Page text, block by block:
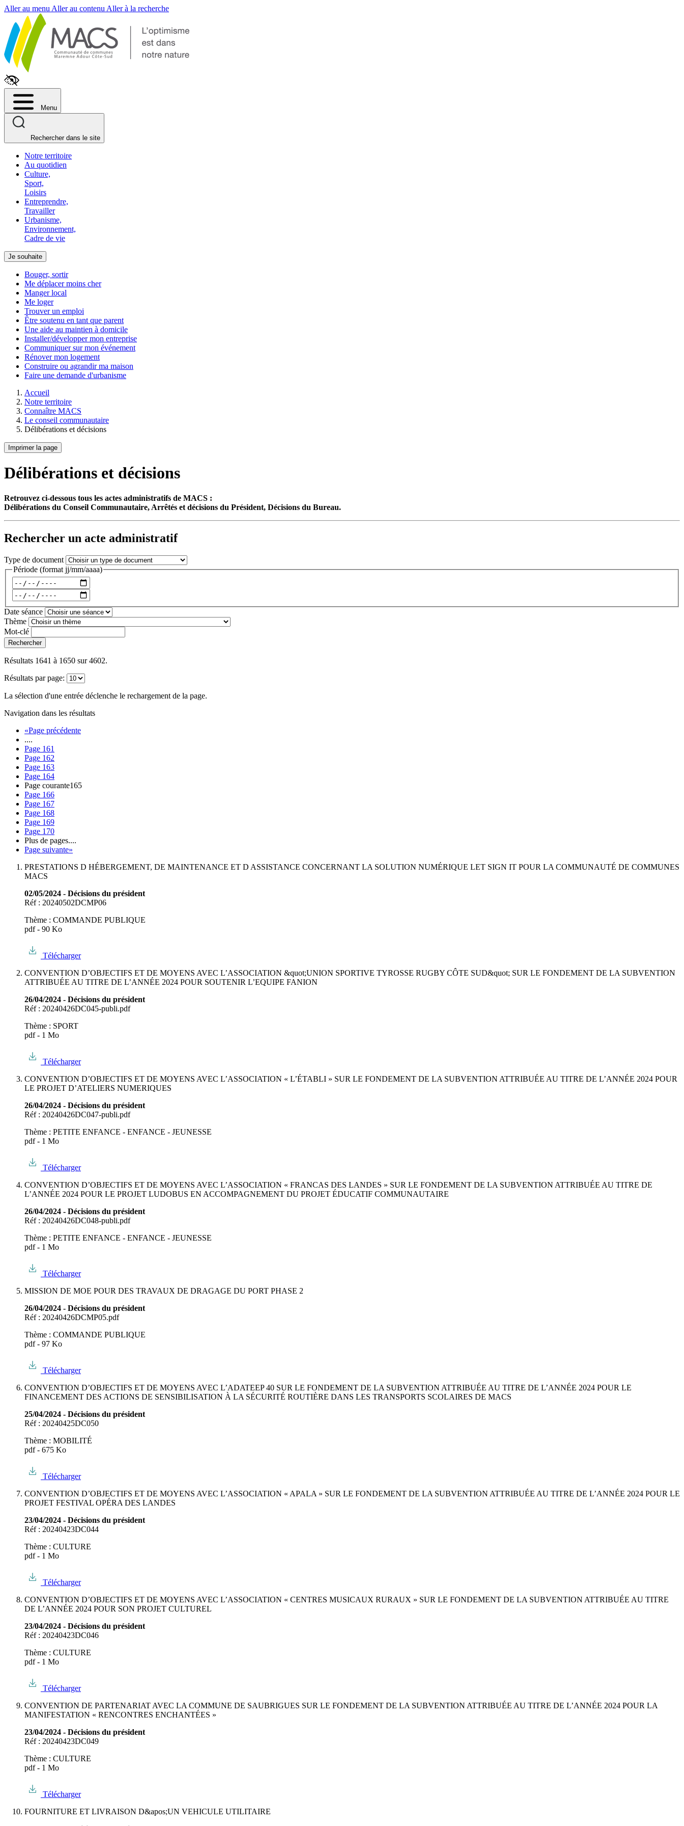
Aller au menu Aller au contenu Aller à la recherche
Menu
Rechercher dans le site
Notre territoire
Au quotidien
Culture,
Sport,
Loisirs
Entreprendre,
Travailler
Urbanisme,
Environnement,
Cadre de vie
Je souhaite
Bouger, sortir
Me déplacer moins cher
Manger local
Me loger
Trouver un emploi
Être soutenu en tant que parent
Une aide au maintien à domicile
Installer/développer mon entreprise
Communiquer sur mon événement
Rénover mon logement
Construire ou agrandir ma maison
Faire une demande d'urbanisme
Accueil
Notre territoire
Connaître MACS
Le conseil communautaire
Délibérations et décisions
Imprimer la page
Délibérations et décisions
Retrouvez ci-dessous tous les actes administratifs de MACS :
Délibérations du Conseil Communautaire, Arrêtés et décisions du Président, Décisions du Bureau.
Rechercher un acte administratif
Type de document
Période (format jj/mm/aaaa)
Date séance
Thème
Mot-clé
Rechercher
Résultats 1641 à 1650 sur 4602.
Résultats par page:
La sélection d'une entrée déclenche le rechargement de la page.
Navigation dans les résultats
«Page précédente
....
Page 161
Page 162
Page 163
Page 164
Page courante165
Page 166
Page 167
Page 168
Page 169
Page 170
Plus de pages....
Page suivante»
PRESTATIONS D HÉBERGEMENT, DE MAINTENANCE ET D ASSISTANCE CONCERNANT LA SOLUTION NUMÉRIQUE LET SIGN IT POUR LA COMMUNAUTÉ DE COMMUNES
MACS
02/05/2024 - Décisions du président
Réf : 20240502DCMP06
Thème : COMMANDE PUBLIQUE
pdf - 90 Ko
Télécharger
CONVENTION D’OBJECTIFS ET DE MOYENS AVEC L’ASSOCIATION &quot;UNION SPORTIVE TYROSSE RUGBY CÔTE SUD&quot; SUR LE FONDEMENT DE LA SUBVENTION
ATTRIBUÉE AU TITRE DE L’ANNÉE 2024 POUR SOUTENIR L’EQUIPE FANION
26/04/2024 - Décisions du président
Réf : 20240426DC045-publi.pdf
Thème : SPORT
pdf - 1 Mo
Télécharger
CONVENTION D’OBJECTIFS ET DE MOYENS AVEC L’ASSOCIATION « L’ÉTABLI » SUR LE FONDEMENT DE LA SUBVENTION ATTRIBUÉE AU TITRE DE L’ANNÉE 2024 POUR
LE PROJET D’ATELIERS NUMERIQUES
26/04/2024 - Décisions du président
Réf : 20240426DC047-publi.pdf
Thème : PETITE ENFANCE - ENFANCE - JEUNESSE
pdf - 1 Mo
Télécharger
CONVENTION D’OBJECTIFS ET DE MOYENS AVEC L’ASSOCIATION « FRANCAS DES LANDES » SUR LE FONDEMENT DE LA SUBVENTION ATTRIBUÉE AU TITRE DE
L’ANNÉE 2024 POUR LE PROJET LUDOBUS EN ACCOMPAGNEMENT DU PROJET ÉDUCATIF COMMUNAUTAIRE
26/04/2024 - Décisions du président
Réf : 20240426DC048-publi.pdf
Thème : PETITE ENFANCE - ENFANCE - JEUNESSE
pdf - 1 Mo
Télécharger
MISSION DE MOE POUR DES TRAVAUX DE DRAGAGE DU PORT PHASE 2
26/04/2024 - Décisions du président
Réf : 20240426DCMP05.pdf
Thème : COMMANDE PUBLIQUE
pdf - 97 Ko
Télécharger
CONVENTION D’OBJECTIFS ET DE MOYENS AVEC L’ADATEEP 40 SUR LE FONDEMENT DE LA SUBVENTION ATTRIBUÉE AU TITRE DE L’ANNÉE 2024 POUR LE
FINANCEMENT DES ACTIONS DE SENSIBILISATION À LA SÉCURITÉ ROUTIÈRE DANS LES TRANSPORTS SCOLAIRES DE MACS
25/04/2024 - Décisions du président
Réf : 20240425DC050
Thème : MOBILITÉ
pdf - 675 Ko
Télécharger
CONVENTION D’OBJECTIFS ET DE MOYENS AVEC L’ASSOCIATION « APALA » SUR LE FONDEMENT DE LA SUBVENTION ATTRIBUÉE AU TITRE DE L’ANNÉE 2024 POUR LE
PROJET FESTIVAL OPÉRA DES LANDES
23/04/2024 - Décisions du président
Réf : 20240423DC044
Thème : CULTURE
pdf - 1 Mo
Télécharger
CONVENTION D’OBJECTIFS ET DE MOYENS AVEC L’ASSOCIATION « CENTRES MUSICAUX RURAUX » SUR LE FONDEMENT DE LA SUBVENTION ATTRIBUÉE AU TITRE
DE L’ANNÉE 2024 POUR SON PROJET CULTUREL
23/04/2024 - Décisions du président
Réf : 20240423DC046
Thème : CULTURE
pdf - 1 Mo
Télécharger
CONVENTION DE PARTENARIAT AVEC LA COMMUNE DE SAUBRIGUES SUR LE FONDEMENT DE LA SUBVENTION ATTRIBUÉE AU TITRE DE L’ANNÉE 2024 POUR LA
MANIFESTATION « RENCONTRES ENCHANTÉES »
23/04/2024 - Décisions du président
Réf : 20240423DC049
Thème : CULTURE
pdf - 1 Mo
Télécharger
FOURNITURE ET LIVRAISON D&apos;UN VEHICULE UTILITAIRE
Fenêtre
de
chat